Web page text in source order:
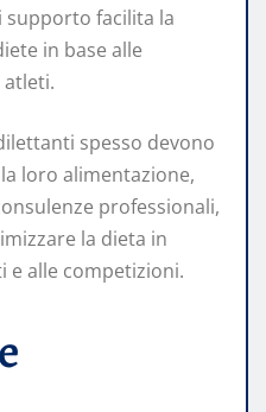
supporto facilita la
in base alle
spesso devono
loro alimentazione,
professionali,
la dieta in
e alle competizioni.​